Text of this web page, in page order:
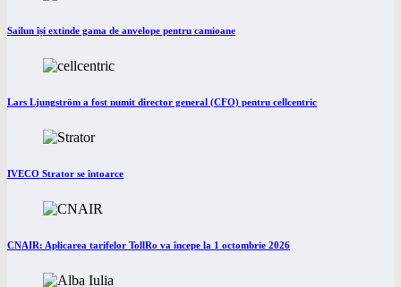
Sailun își extinde gama de anvelope pentru camioane
Lars Ljungström a fost numit director general (CFO) pentru cellcentric
IVECO Strator se întoarce
CNAIR: Aplicarea tarifelor TollRo va începe la 1 octombrie 2026